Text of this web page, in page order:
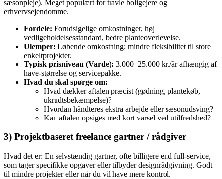
sæsonpleje). Meget populært for travle boligejere og
erhvervsejendomme.
Fordele: Forudsigelige omkostninger, høj
vedligeholdelsesstandard, bedre planteoverlevelse.
Ulemper: Løbende omkostning; mindre fleksibilitet til store
enkeltprojekter.
Typisk prisniveau (Varde): 3.000–25.000 kr./år afhængig af
have‑størrelse og servicepakke.
Hvad du skal spørge om:
Hvad dækker aftalen præcist (gødning, plantekøb,
ukrudtsbekæmpelse)?
Hvordan håndteres ekstra arbejde eller sæsonudsving?
Kan aftalen opsiges med kort varsel ved utilfredshed?
3) Projektbaseret freelance gartner / rådgiver
Hvad det er: En selvstændig gartner, ofte billigere end full‑service,
som tager specifikke opgaver eller tilbyder designrådgivning. Godt
til mindre projekter eller når du vil have mere kontrol.